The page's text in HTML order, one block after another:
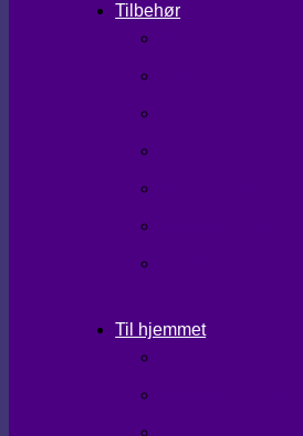
Tilbehør
Til hjemmet